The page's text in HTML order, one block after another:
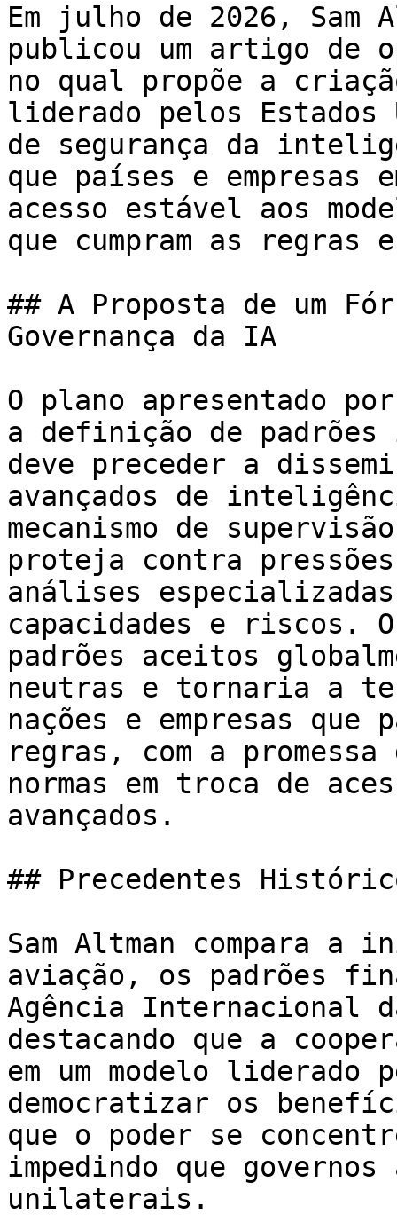
Em julho de 2026, Sam
publicou um artigo de
no qual propõe a
liderado pelos Estados
de segurança da
que países e empresas
acesso estável aos
que cumpram as regras
## A Proposta de um
Governança da IA
O plano apresentado
a definição de padrões
deve preceder a
avançados de
mecanismo de
proteja contra
análises
capacidades e riscos.
padrões aceitos
neutras e tornaria a
nações e empresas que
regras, com a
normas em troca de
avançados.
## Precedentes
Sam Altman compara a
aviação, os padrões
Agência Internacional
destacando que a
em um modelo liderado
democratizar os
que o poder se
impedindo que
unilaterais.